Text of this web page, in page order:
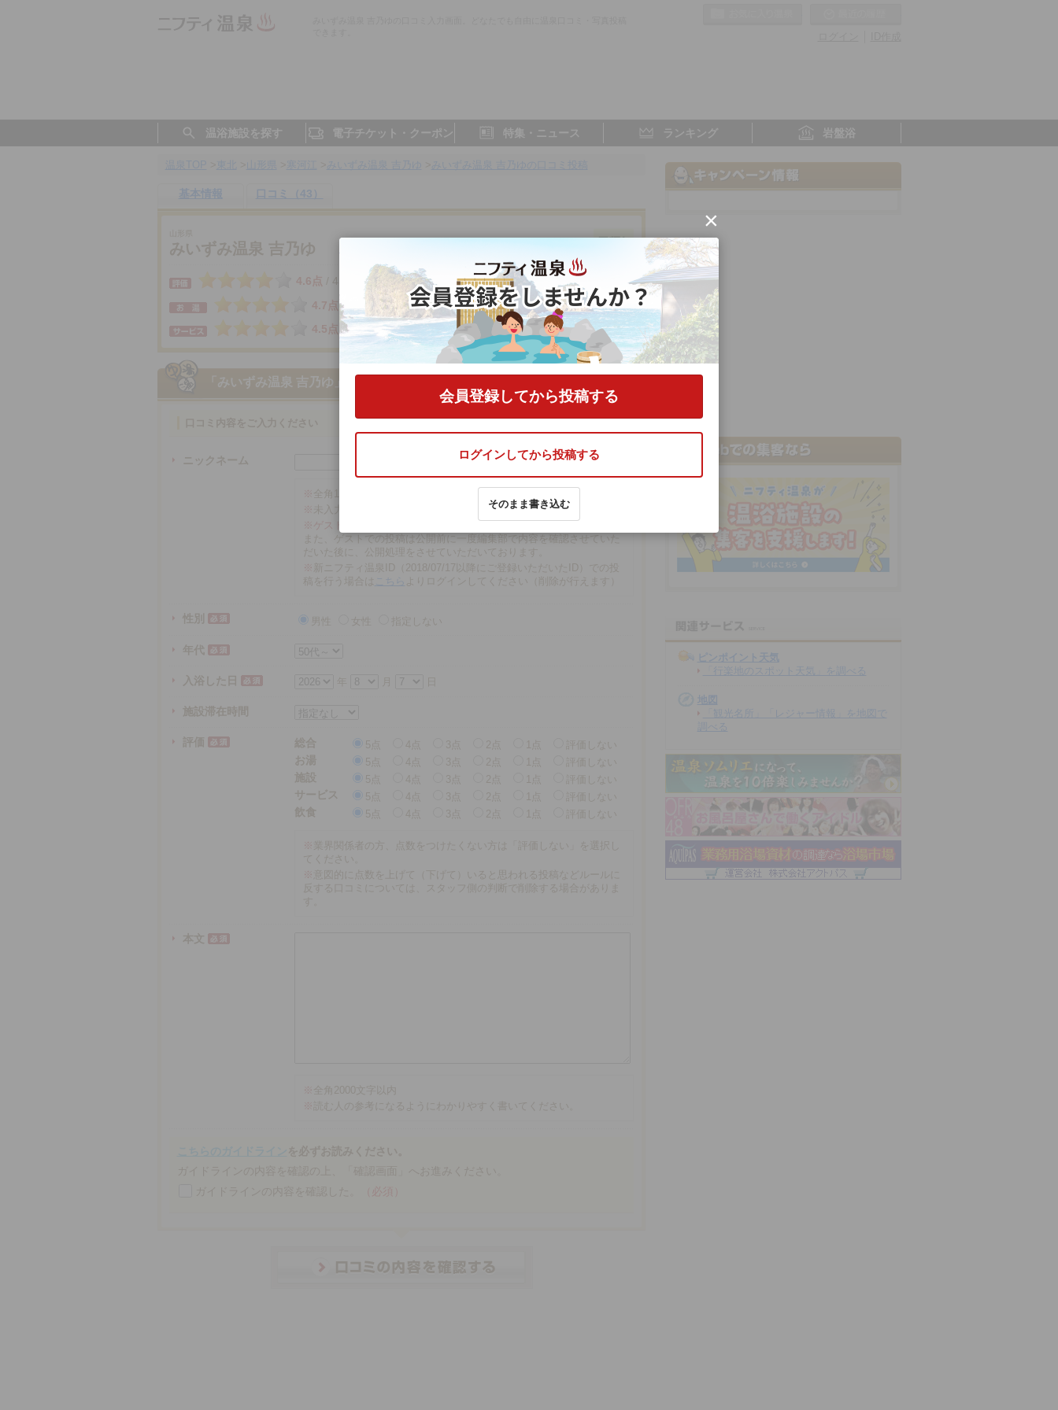
温浴施設を探す 電子チケット・クーポン 特集・ニュース ランキング 岩盤浴
基本情報 口コミ（43）
みいずみ温泉 吉乃ゆ
4.6点 / 43件 山形県／寒河江
4.7点
4.6点
4.5点
4.5点
「みいずみ温泉 吉乃ゆ」
ニックネーム
※ 全角16文字以内
※
※ゲストでの投稿は、再編集や削除ができませんので注意ください。
また、ゲストでの投稿は公開前に一度編集部で内容を確認させていた
だいた後に、公開処理をさせていただいております。
※ 新ニフティ温泉ID（2018/07/17以降にご登録いただいたID）での投
稿を行う場合は
こちら よりログインしてください（削除が行えます）
性別 男性 女性 指定しない
年代
入浴した日 年
施設滞在時間
評価 総合 5点 3点 2点 1点
評価しない
お湯
5点 3点 2点 1点
評価しない
施設
5点 3点 2点 1点
評価しない
サービス
5点 3点 2点 1点
評価しない
飲食
5点 3点 2点 1点 評価しない
※ 業界関係者の方、点数をつけたくない方は「評価しない」を選択し
てください。
※ 意図的に点数を上げて（下げて）いると思われる投稿などルールに
反する口コミについては、スタッフ側の判断で削除する場合がありま
本文
※ 全角2000文字以内
※ 読む人の参考になるようにわかりやすく書いてください。
（必須）
ピンポイント天気
「行楽地のスポット天気」を調べる
地図
「観光名所」「レジャー情報」を地図で
調べる
×
会員登録してから投稿する
ログインしてから投稿する
そのまま書き込む